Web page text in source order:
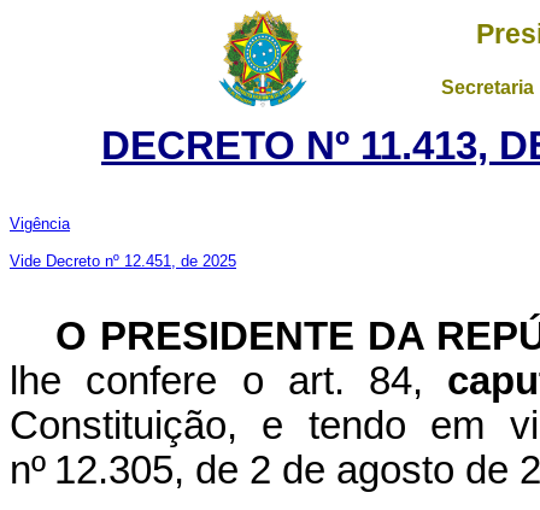
DECRETO Nº 11.413,
Vigência
Vide Decreto nº 12.451, de 2025
O PRESIDENTE DA
lhe confere o art. 84,
Constituição, e tendo em
nº 12.305, de 2 de agosto de